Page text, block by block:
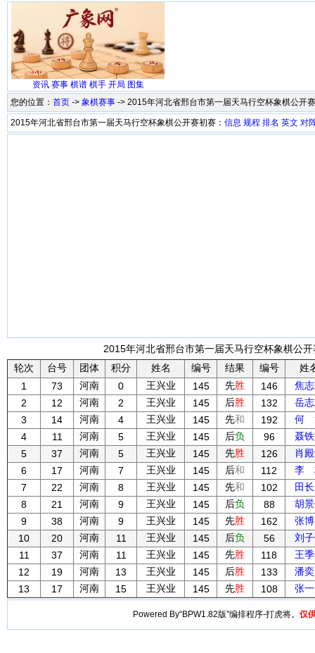
资讯 赛事 棋谱 棋手 开局 图集
您的位置： 首页 -> 象棋赛事 -> 2015年河北省邢台市第一届天马行空杯象棋公开
2015年河北省邢台市第一届天马行空杯象棋公开赛初赛： 信息 规程 排名 英文 对
2015年河北省邢台市第一届天马行空杯象棋公
轮次
台号 团体 积分 姓名 编号 结果 编号
姓
1
73 河南 0 王兴业 145 先胜 146
焦
2
12 河南 2 王兴业 145 后胜 132
岳
3
14 河南 4 王兴业 145 先和 192
何
4
11 河南 5 王兴业 145 后负 96
聂
5
37 河南 5 王兴业 145 先胜 126
肖
6
17 河南 7 王兴业 145 后和 112
李
7
22 河南 8 王兴业 145 先和 102
田
8
21 河南 9 王兴业 145 后负 88
胡
9
38 河南 9 王兴业 145 先胜 162
张
10
20 河南 11 王兴业 145 后负 56
刘
11
37 河南 11 王兴业 145 先胜 118
王
12
19 河南 13 王兴业 145 后胜 133
潘
13
17 河南 15 王兴业 145 先胜 108 张
Powered By“BPW1.82版”编排程序-打虎将。 仅